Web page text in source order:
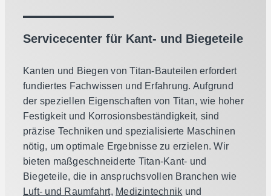
Servicecenter für Kant- und Biegeteile
Kanten und Biegen von Titan-Bauteilen erfordert
fundiertes Fachwissen und Erfahrung. Aufgrund
der speziellen Eigenschaften von Titan, wie hoher
Festigkeit und Korrosionsbeständigkeit, sind
präzise Techniken und spezialisierte Maschinen
nötig, um optimale Ergebnisse zu erzielen. Wir
bieten maßgeschneiderte Titan-Kant- und
Biegeteile, die in anspruchsvollen Branchen wie
Luft- und Raumfahrt, Medizintechnik und